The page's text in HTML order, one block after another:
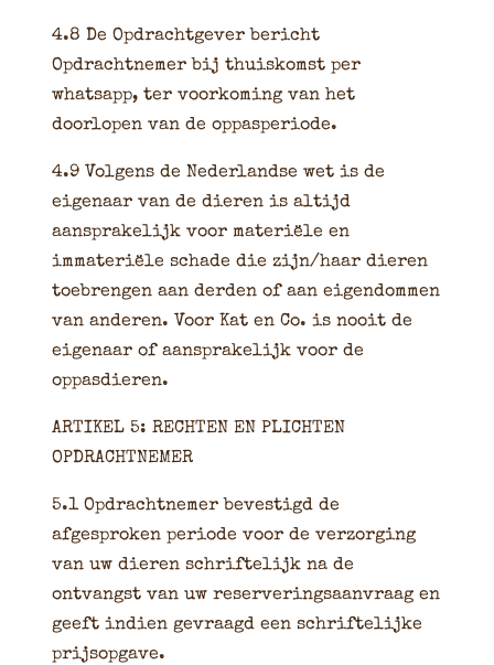
4.8 De Opdrachtgever bericht
Opdrachtnemer bij thuiskomst per
whatsapp, ter voorkoming van het
doorlopen van de oppasperiode.
4.9 Volgens de Nederlandse wet is de
eigenaar van de dieren is altijd
aansprakelijk voor materiële en
immateriële schade die zijn/haar dieren
toebrengen aan derden of aan eigendommen
van anderen. Voor Kat en Co. is nooit de
eigenaar of aansprakelijk voor de
oppasdieren.
ARTIKEL 5: RECHTEN EN PLICHTEN
OPDRACHTNEMER
5.1 Opdrachtnemer bevestigd de
afgesproken periode voor de verzorging
van uw dieren schriftelijk na de
ontvangst van uw reserveringsaanvraag en
geeft indien gevraagd een schriftelijke
prijsopgave.